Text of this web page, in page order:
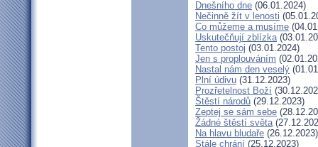
Dnešního dne (06.01.2024)
Nečinně žít v lenosti
Co můžeme a musíme
Uskutečňují zblízka
Tento postoj (03.01.2024)
Jen s proplouváním
Nastal nám den veselý
Plní údivu (31.12.2023)
Prozřetelnost Boží
Štěstí národů (29.12.2023)
Zeptej se sám sebe
Žádné štěstí světa
Na hlavu bludaře (26.12.2023)
Stále chrání (25.12.2023)